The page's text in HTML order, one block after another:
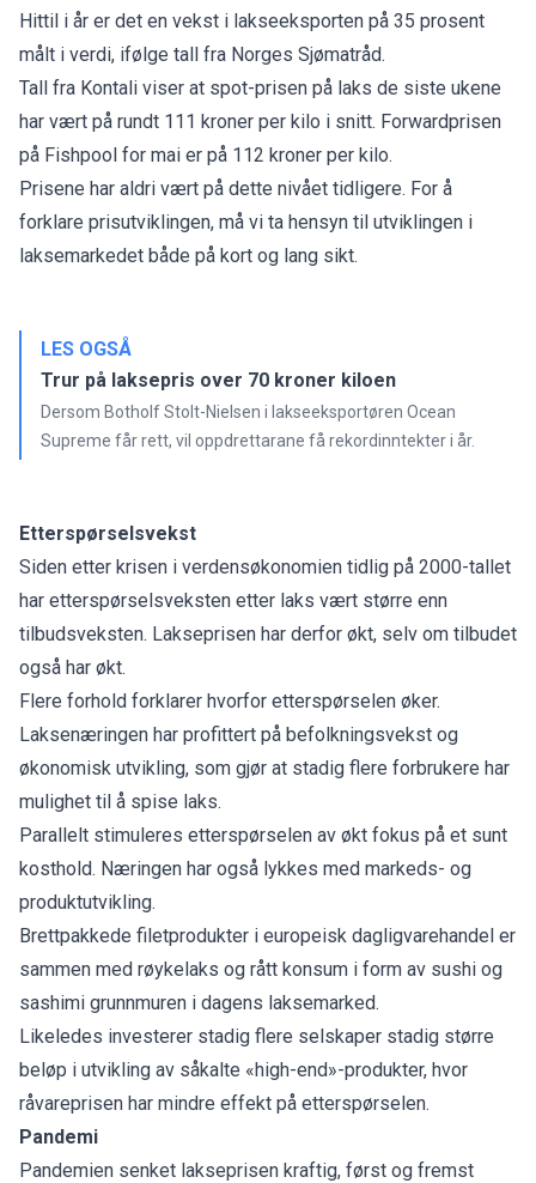
Hittil i år er det en vekst i lakseeksporten på 35 prosent
målt i verdi, ifølge tall fra Norges Sjømatråd.
Tall fra Kontali viser at spot-prisen på laks de siste ukene
har vært på rundt 111 kroner per kilo i snitt. Forwardprisen
på Fishpool for mai er på 112 kroner per kilo.
Prisene har aldri vært på dette nivået tidligere. For å
forklare prisutviklingen, må vi ta hensyn til utviklingen i
laksemarkedet både på kort og lang sikt.
LES OGSÅ
Trur på laksepris over 70 kroner kiloen
Dersom Botholf Stolt-Nielsen i lakseeksportøren Ocean
Supreme får rett, vil oppdrettarane få rekordinntekter i år.
Etterspørselsvekst
Siden etter krisen i verdensøkonomien tidlig på 2000-tallet
har etterspørselsveksten etter laks vært større enn
tilbudsveksten. Lakseprisen har derfor økt, selv om tilbudet
også har økt.
Flere forhold forklarer hvorfor etterspørselen øker.
Laksenæringen har profittert på befolkningsvekst og
økonomisk utvikling, som gjør at stadig flere forbrukere har
mulighet til å spise laks.
Parallelt stimuleres etterspørselen av økt fokus på et sunt
kosthold. Næringen har også lykkes med markeds- og
produktutvikling.
Brettpakkede filetprodukter i europeisk dagligvarehandel er
sammen med røykelaks og rått konsum i form av sushi og
sashimi grunnmuren i dagens laksemarked.
Likeledes investerer stadig flere selskaper stadig større
beløp i utvikling av såkalte «high-end»-produkter, hvor
råvareprisen har mindre effekt på etterspørselen.
Pandemi
Pandemien senket lakseprisen kraftig, først og fremst